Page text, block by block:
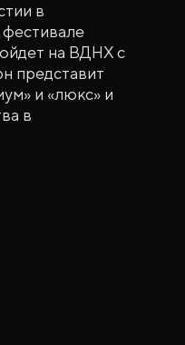
в
на ВДНХ с
представит
и «люкс» и
в